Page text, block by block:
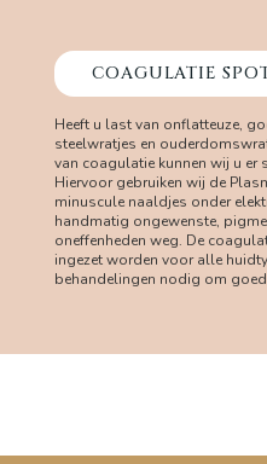
COAGULATIE
Heeft u last van onflatteuze,
steelwratjes en
van coagulatie kunnen wij u er
Hiervoor gebruiken wij de
minuscule naaldjes onder
handmatig ongewenste,
oneffenheden weg. De
ingezet worden voor alle
behandelingen nodig om